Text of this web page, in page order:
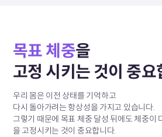
목표 체중을
고정 시키는 것이 중요
우리 몸은 이전 상태를 기억하고
다시 돌아가려는 항상성을 가지고 있습니다.
그렇기 때문에 목표 체중 달성 뒤에도 체중이
을 고정시키는 것이 중요합니다.